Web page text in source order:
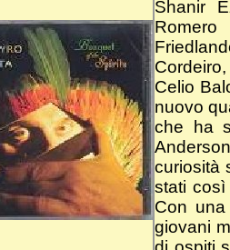
Shanir
Celio
nuovo
che ha
curiosità
stati così
Con
giovani